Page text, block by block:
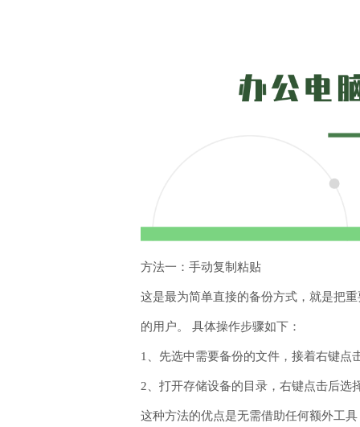
方法一：手动复制粘贴
这是最为简单直接的备份方式，就是把
的用户。 具体操作步骤如下：
1、先选中需要备份的文件，接着右键点
2、打开存储设备的目录，右键点击后选
这种方法的优点是无需借助任何额外工